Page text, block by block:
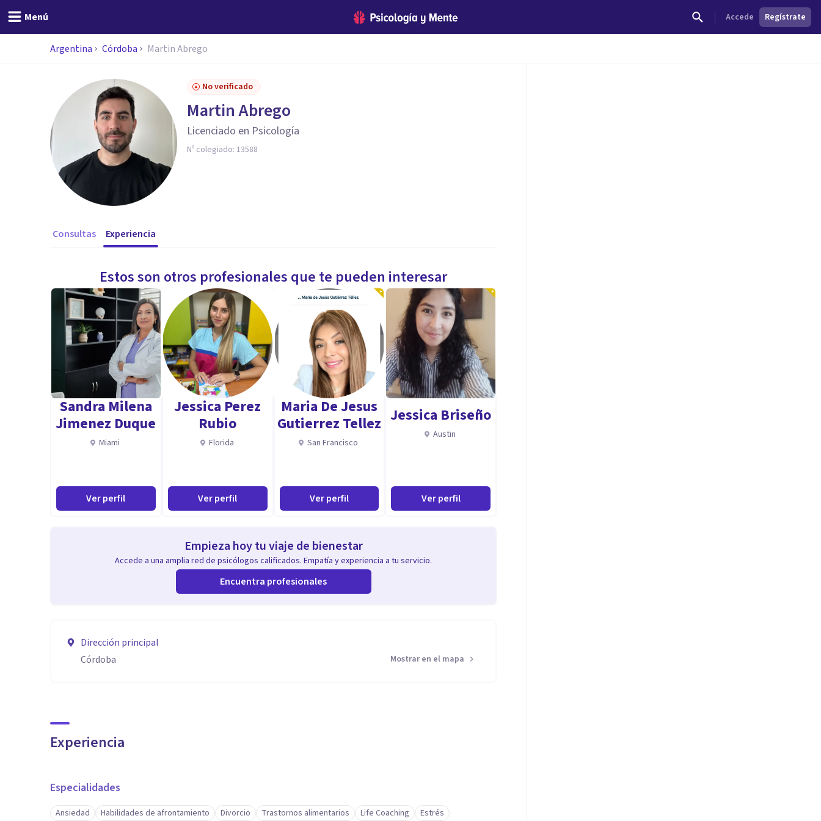
Menú Accede Regístrate
Argentina Córdoba Martin Abrego
No verificado
Martin Abrego
Licenciado en Psicología
Nº colegiado: 13588
Consultas Experiencia
Estos son otros profesionales que te pueden interesar
Sandra Milena
Jimenez Duque
Miami
Ver perfil
Jessica Perez
Rubio
Florida
Ver perfil
Maria De Jesus
Gutierrez Tellez
San Francisco
Ver perfil
Jessica Briseño
Austin
Ver perfil
Empieza hoy tu viaje de bienestar
Accede a una amplia red de psicólogos calificados. Empatía y experiencia a tu servicio.
Encuentra profesionales
Dirección principal
Córdoba
Mostrar en el mapa
Experiencia
Especialidades
Ansiedad Habilidades de afrontamiento Divorcio Trastornos alimentarios Life Coaching
Estrés